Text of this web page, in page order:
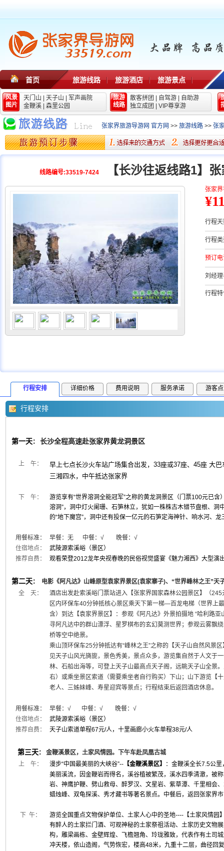
首页 旅游线路 旅游酒店 旅游景点
风景
图片
天门山 天子山
军声画院
金鞭溪
森里公园
旅游
线路
散客拼团 自驾游
自助游
独立成团
VIP尊享游
张家界旅游导游网 官方网 >> 旅游线路 >> 张
线路编号:33519-7424 【长沙往返线路1】
张家
行程
行程
预订
刘经
行程
行程安排 详细价格 费用说明 服务承诺 游客
行程安排
第一天： 长沙全程高速赴张家界黄龙洞景区
上 午：
早上七点长沙火车站广场集合出发，33座或37座、45座 大
三湘四水，中午抵达张家界
下 午：
游览享有“世界溶洞全能冠军”之称的黄龙洞景区（门票100元已
溶洞”，洞中灯火阑珊、石笋林立，犹如一株株古木错节盘根、洞
的“地下魔宫”，洞中还有投保一亿元的石笋定海神针、响水河、
用餐标准： 早餐： 无 中餐：√ 晚餐： √
住宿地点：
武陵源索溪峪（景区）
推荐自费：
观看荣登2012龙年央视春晚的民俗视觉盛宴《魅力湘西》大型演
第二天：
电影《阿凡达》山峰原型袁家界景区(袁家寨子)、“世界峰林之王”天
全 天：
酒店出发赴索溪峪门票站进入【张家界国家森林公园景区】（
区内环保车40分钟抵核心景区乘天下第一梯—百龙电梯（世界上
含）到达【袁家界景区】：参观《阿凡达》外景拍摄地 “哈利路亚
寻阿凡达中的群山漂浮、星罗棋布的玄幻莫测世界；参观云雾飘
桥等空中绝景。
乘山顶环保车25分钟抵达有“峰林之王”之称的【天子山自然风景
见天子山风光旖旎，景色秀美，景点众多，游览集自然于人文于
林、石船出海等，可登上天子山最高点天子阁，远眺天子山全景
右）或乘坐景区索道（需要乘坐者自行购买）下山；山下游览【
老人、三姊妹峰、寿星迎宾等景点；行程结束后返回酒店休息。
用餐标准： 早餐： √ 中餐：√ 晚餐： √
住宿地点：
武陵源索溪峪（景区）
推荐自费：
天子山索道单程67元/人，十里画廊小火车单程38元/人
第三天：
金鞭溪景区，土家风情园。下午车赴凤凰古城
上 午：
漫步“中国最美丽的大峡谷”-- 【金鞭溪景区】
：金鞭溪全长7.5公
美丽溪流，因金鞭岩而得名，溪谷植被繁茂，溪水四季清澈，被
岩、神鹰护鞭、劈山救母、醉罗汉、文星岩、紫草潭、千里相会
蜡烛峰、双龟探溪、秀才藏书等著名景点。中餐后，返回张家界
下 午：
游览全国重点文物保护单位、土家人心中的圣地----【土家风情园
有醉人的土家拦门酒、可观神秘的土家祭祖活动、土家历史文物
构，雕梁画栋、金壁辉煌、飞檐翘角、玲珑雅致，代表作有土司
冲天楼，依山造阁，气势恢宏，楼高48米，九重十二层，曲径回